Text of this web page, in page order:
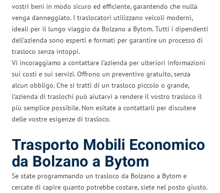
vostri beni in modo sicuro ed efficiente, garantendo che nulla
venga danneggiato. I traslocatori utilizzano veicoli moderni,
ideali per il lungo viaggio da Bolzano a Bytom. Tutti i dipendenti
dell’azienda sono esperti e formati per garantire un processo di
trasloco senza intoppi.
Vi incoraggiamo a contattare l’azienda per ulteriori informazioni
sui costi e sui servizi. Offrono un preventivo gratuito, senza
alcun obbligo. Che si tratti di un trasloco piccolo o grande,
l’azienda di traslochi può aiutarvi a rendere il vostro trasloco il
più semplice possibile. Non esitate a contattarli per discutere
delle vostre esigenze di trasloco.
Trasporto Mobili Economico
da Bolzano a Bytom
Se state programmando un trasloco da Bolzano a Bytom e
cercate di capire quanto potrebbe costare, siete nel posto giusto.